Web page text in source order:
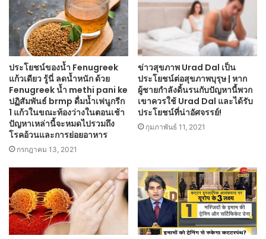
ประโยชน์ของน้ำ Fenugreek
แก้วเดียว รู้นี่ ลดน้ำหนัก ด้วย
Fenugreek น้ำ methi pani ke
ปฏิสัมพันธ์ brmp ดื่มน้ำเฟนูกรีก
1 แก้วในขณะท้องว่างในตอนเช้า
ปัญหาเหล่านี้จะหมดไปรวมถึง
โรคอ้วนและการย่อยอาหาร
กรกฎาคม 13, 2021
ข่าวสุขภาพ Urad Dal เป็น
ประโยชน์ต่อสุขภาพบุรุษ | หาก
ผู้ชายกำลังดิ้นรนกับปัญหานี้พวก
เขาควรใช้ Urad Dal และได้รับ
ประโยชน์ที่น่าอัศจรรย์!
กุมภาพันธ์ 11, 2021